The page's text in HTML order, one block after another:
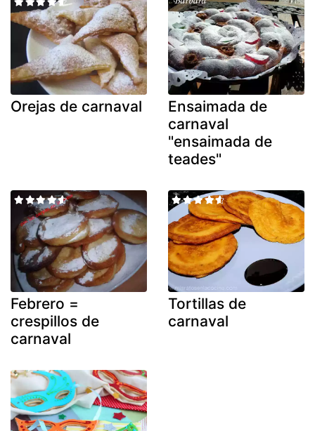
Orejas de carnaval
Ensaimada de
carnaval
"ensaimada de
teades"
Febrero =
crespillos de
carnaval
Tortillas de
carnaval